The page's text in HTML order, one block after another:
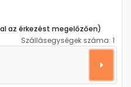
az érkezést megelőzően)
Szállásegységek száma: 1
(Peljesac) A-27612-a